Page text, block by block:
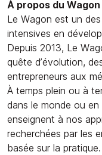
À propos du Wagon
Le Wagon est un
intensives en
Depuis 2013, Le
quête d’évolution,
entrepreneurs aux
À temps plein ou à
dans le monde ou
enseignent à nos
recherchées par les
basée sur la pratique.